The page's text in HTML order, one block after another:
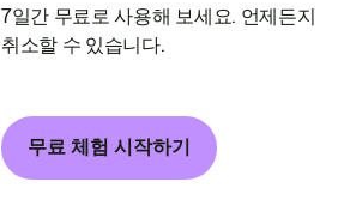
7일간 무료로 사용해 보세요. 언제든지
취소할 수 있습니다.
무료 체험 시작하기